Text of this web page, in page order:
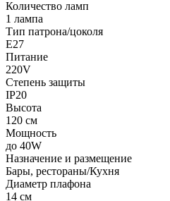
Количество ламп
1 лампа
Тип патрона/цоколя
E27
Питание
220V
Степень защиты
IP20
Высота
120 см
Мощность
до 40W
Назначение и размещение
Бары, рестораны/Кухня
Диаметр плафона
14 см